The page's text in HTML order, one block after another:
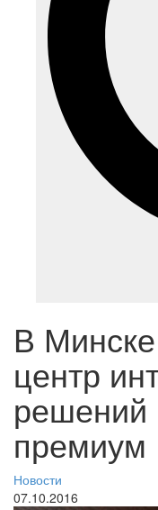
В
центр
решений
премиум
Новости
07.10.2016